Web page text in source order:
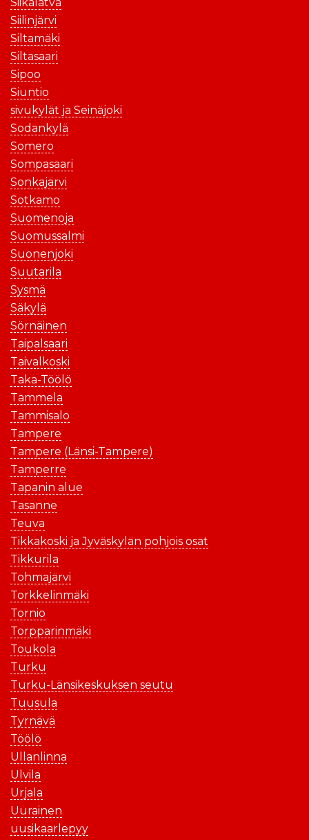
Siilinjärvi
Siltamäki
Siltasaari
Sipoo
Siuntio
sivukylät ja Seinäjoki
Sodankylä
Somero
Sompasaari
Sonkajärvi
Sotkamo
Suomenoja
Suomussalmi
Suonenjoki
Suutarila
Sysmä
Säkylä
Sörnäinen
Taipalsaari
Taivalkoski
Taka-Töölö
Tammela
Tammisalo
Tampere
Tampere (Länsi-Tampere)
Tamperre
Tapanin alue
Tasanne
Teuva
Tikkakoski ja Jyväskylän pohjois osat
Tikkurila
Tohmajärvi
Torkkelinmäki
Tornio
Torpparinmäki
Toukola
Turku
Turku-Länsikeskuksen seutu
Tuusula
Tyrnävä
Töölö
Ullanlinna
Ulvila
Urjala
Uurainen
uusikaarlepyy